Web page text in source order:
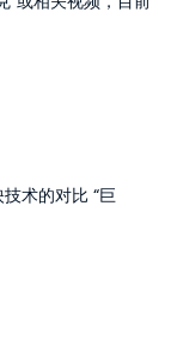
术的对比 “巨